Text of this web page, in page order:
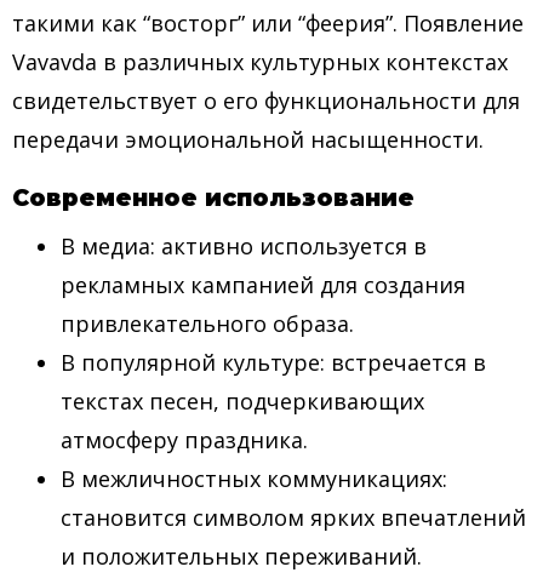
такими как “восторг” или “феерия”. Появление
Vavavda в различных культурных контекстах
свидетельствует о его функциональности для
передачи эмоциональной насыщенности.
Современное использование
В медиа: активно используется в
рекламных кампанией для создания
привлекательного образа.
В популярной культуре: встречается в
текстах песен, подчеркивающих
атмосферу праздника.
В межличностных коммуникациях:
становится символом ярких впечатлений
и положительных переживаний.